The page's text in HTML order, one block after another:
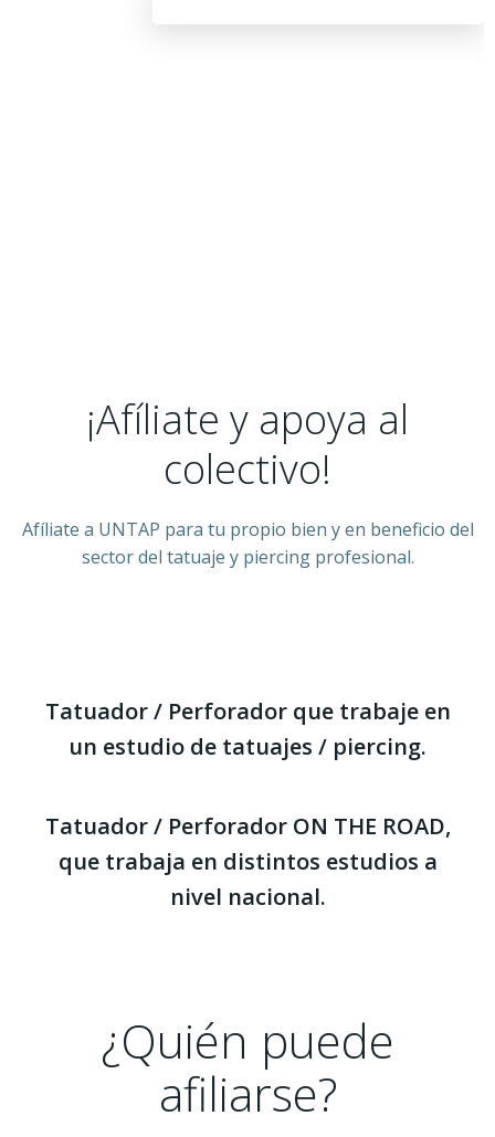
¡Afíliate y apoya al
colectivo!
Afíliate a UNTAP para tu propio bien y en beneficio del
sector del tatuaje y piercing profesional.
Tatuador / Perforador que trabaje en
un estudio de tatuajes / piercing.
Tatuador / Perforador ON THE ROAD,
que trabaja en distintos estudios a
nivel nacional.
¿Quién puede
afiliarse?